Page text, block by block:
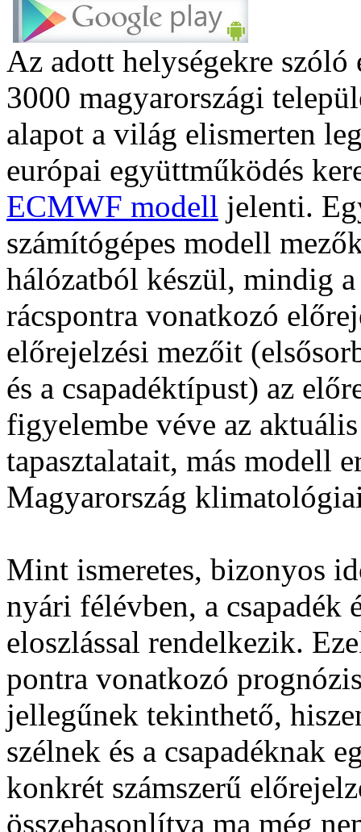
Az adott helységekre
3000 magyarországi
alapot a világ elismerten
európai együttműködés
ECMWF modell jelenti.
számítógépes modell
hálózatból készül, mindig
rácspontra vonatkozó
előrejelzési mezőit
és a csapadéktípust) az
figyelembe véve az
tapasztalatait, más modell
Magyarország
Mint ismeretes, bizonyos
nyári félévben, a csapadék
eloszlással rendelkezik.
pontra vonatkozó
jellegűnek tekinthető,
szélnek és a csapadéknak
konkrét számszerű
összehasonlítva ma még